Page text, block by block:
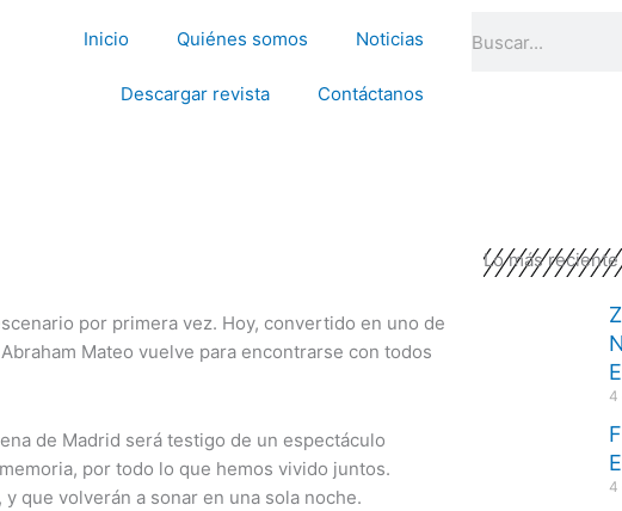
Inicio Quiénes somos Noticias
Descargar revista Contáctanos
por primera vez. Hoy, convertido en uno de
Mateo vuelve para encontrarse con todos
de Madrid será testigo de un espectáculo
por todo lo que hemos vivido juntos.
que volverán a sonar en una sola noche.
Lo más reciente
4
4